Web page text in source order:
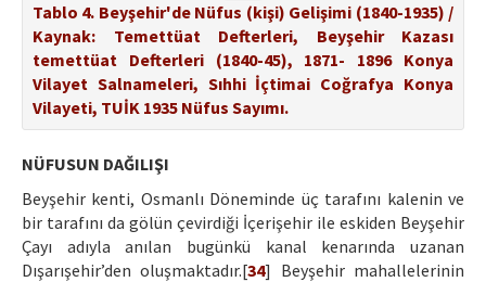
Tablo 4. Beyşehir'de Nüfus (kişi) Gelişimi (1840-1935) /
Kaynak: Temettüat Defterleri, Beyşehir Kazası
temettüat Defterleri (1840-45), 1871- 1896 Konya
Vilayet Salnameleri, Sıhhi İçtimai Coğrafya Konya
Vilayeti, TUİK 1935 Nüfus Sayımı.
NÜFUSUN DAĞILIŞI
Beyşehir kenti, Osmanlı Döneminde üç tarafını kalenin ve
bir tarafını da gölün çevirdiği İçerişehir ile eskiden Beyşehir
Çayı adıyla anılan bugünkü kanal kenarında uzanan
Dışarışehir’den oluşmaktadır.[34] Beyşehir mahallelerinin